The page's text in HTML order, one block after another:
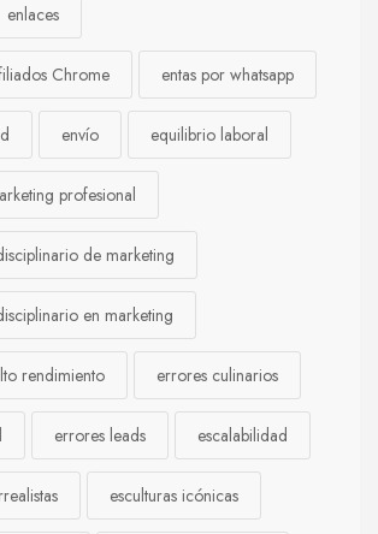
enlaces
Chrome entas por whatsapp
envío equilibrio laboral
profesional
de marketing
en marketing
rendimiento errores culinarios
errores leads escalabilidad
esculturas icónicas